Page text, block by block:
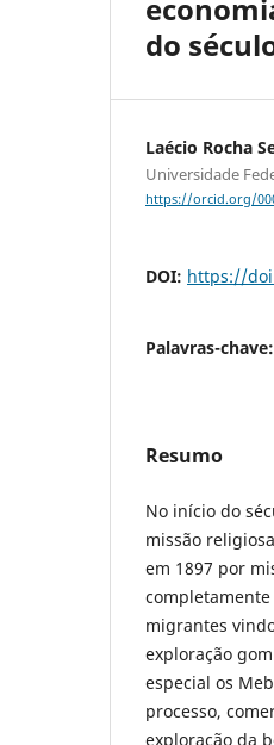
do
Laécio Rocha
Universidade
https://orcid.org/
DOI: https://
Palavras-chave:
Resumo
No início do
missão
em 1897 por
migrantes
exploração
especial os
processo,
exploração da